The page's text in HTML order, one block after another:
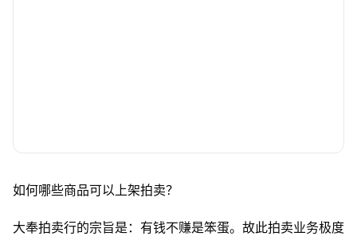
如何哪些商品可以上架拍卖？
大奉拍卖行的宗旨是：有钱不赚是笨蛋。故此拍卖业务极度